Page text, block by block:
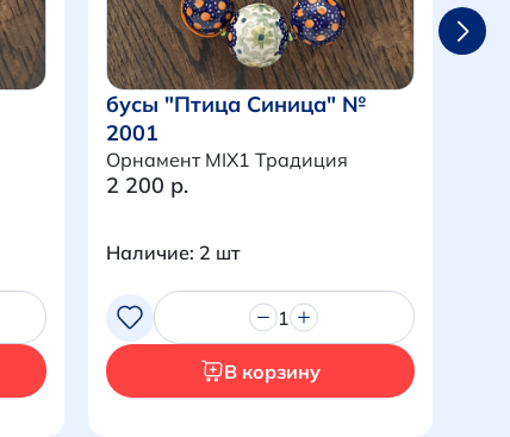
бусы "Птица Синица" №
2001
Орнамент MIX1 Традиция
2 200 р.
Наличие: 2 шт
1
В корзину